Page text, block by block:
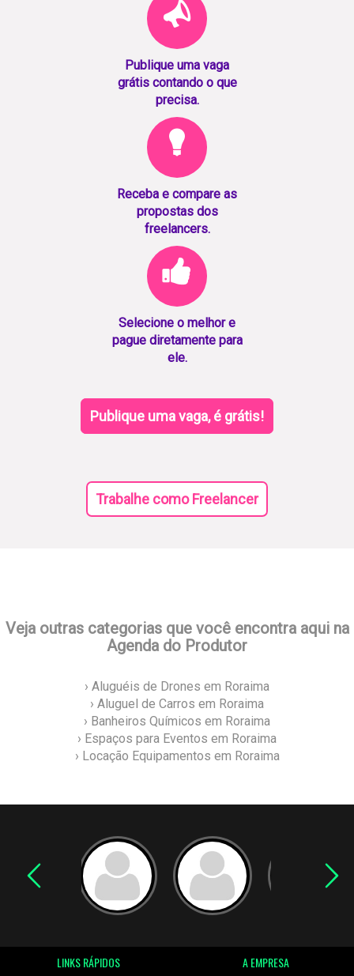
Publique uma vaga
grátis contando o que
precisa.
Receba e compare as
propostas dos
freelancers.
Selecione o melhor e
pague diretamente para
ele.
Publique uma vaga, é grátis!
Trabalhe como Freelancer
Veja outras categorias que você encontra aqui na
Agenda do Produtor
› Aluguéis de Drones em Roraima
› Aluguel de Carros em Roraima
› Banheiros Químicos em Roraima
› Espaços para Eventos em Roraima
› Locação Equipamentos em Roraima
LINKS RÁPIDOS A EMPRESA